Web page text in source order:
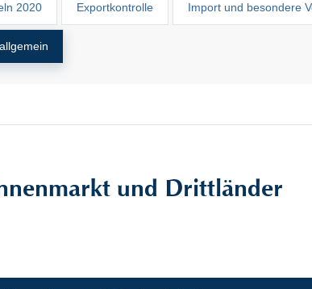
2020 Exportkontrolle Import und besondere
und Drittländer